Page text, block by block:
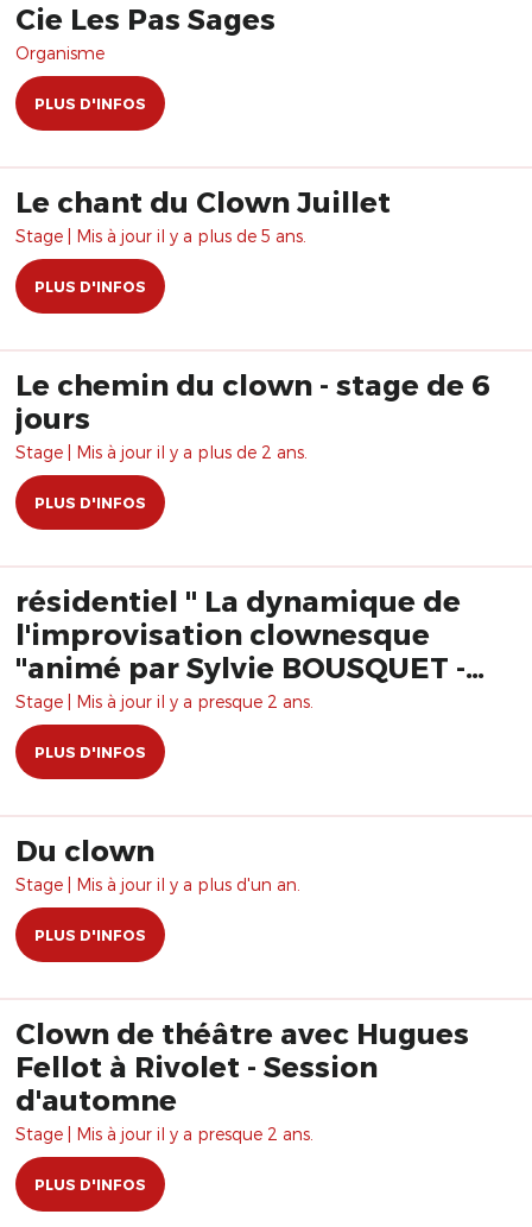
Cie Les Pas Sages
Organisme
PLUS D'INFOS
Le chant du Clown Juillet
Stage | Mis à jour il y a plus de 5 ans.
PLUS D'INFOS
Le chemin du clown - stage de 6
jours
Stage | Mis à jour il y a plus de 2 ans.
PLUS D'INFOS
résidentiel " La dynamique de
l'improvisation clownesque
"animé par Sylvie BOUSQUET -
Pepi MORENA Formation
Stage | Mis à jour il y a presque 2 ans.
PLUS D'INFOS
Du clown
Stage | Mis à jour il y a plus d'un an.
PLUS D'INFOS
Clown de théâtre avec Hugues
Fellot à Rivolet - Session
d'automne
Stage | Mis à jour il y a presque 2 ans.
PLUS D'INFOS